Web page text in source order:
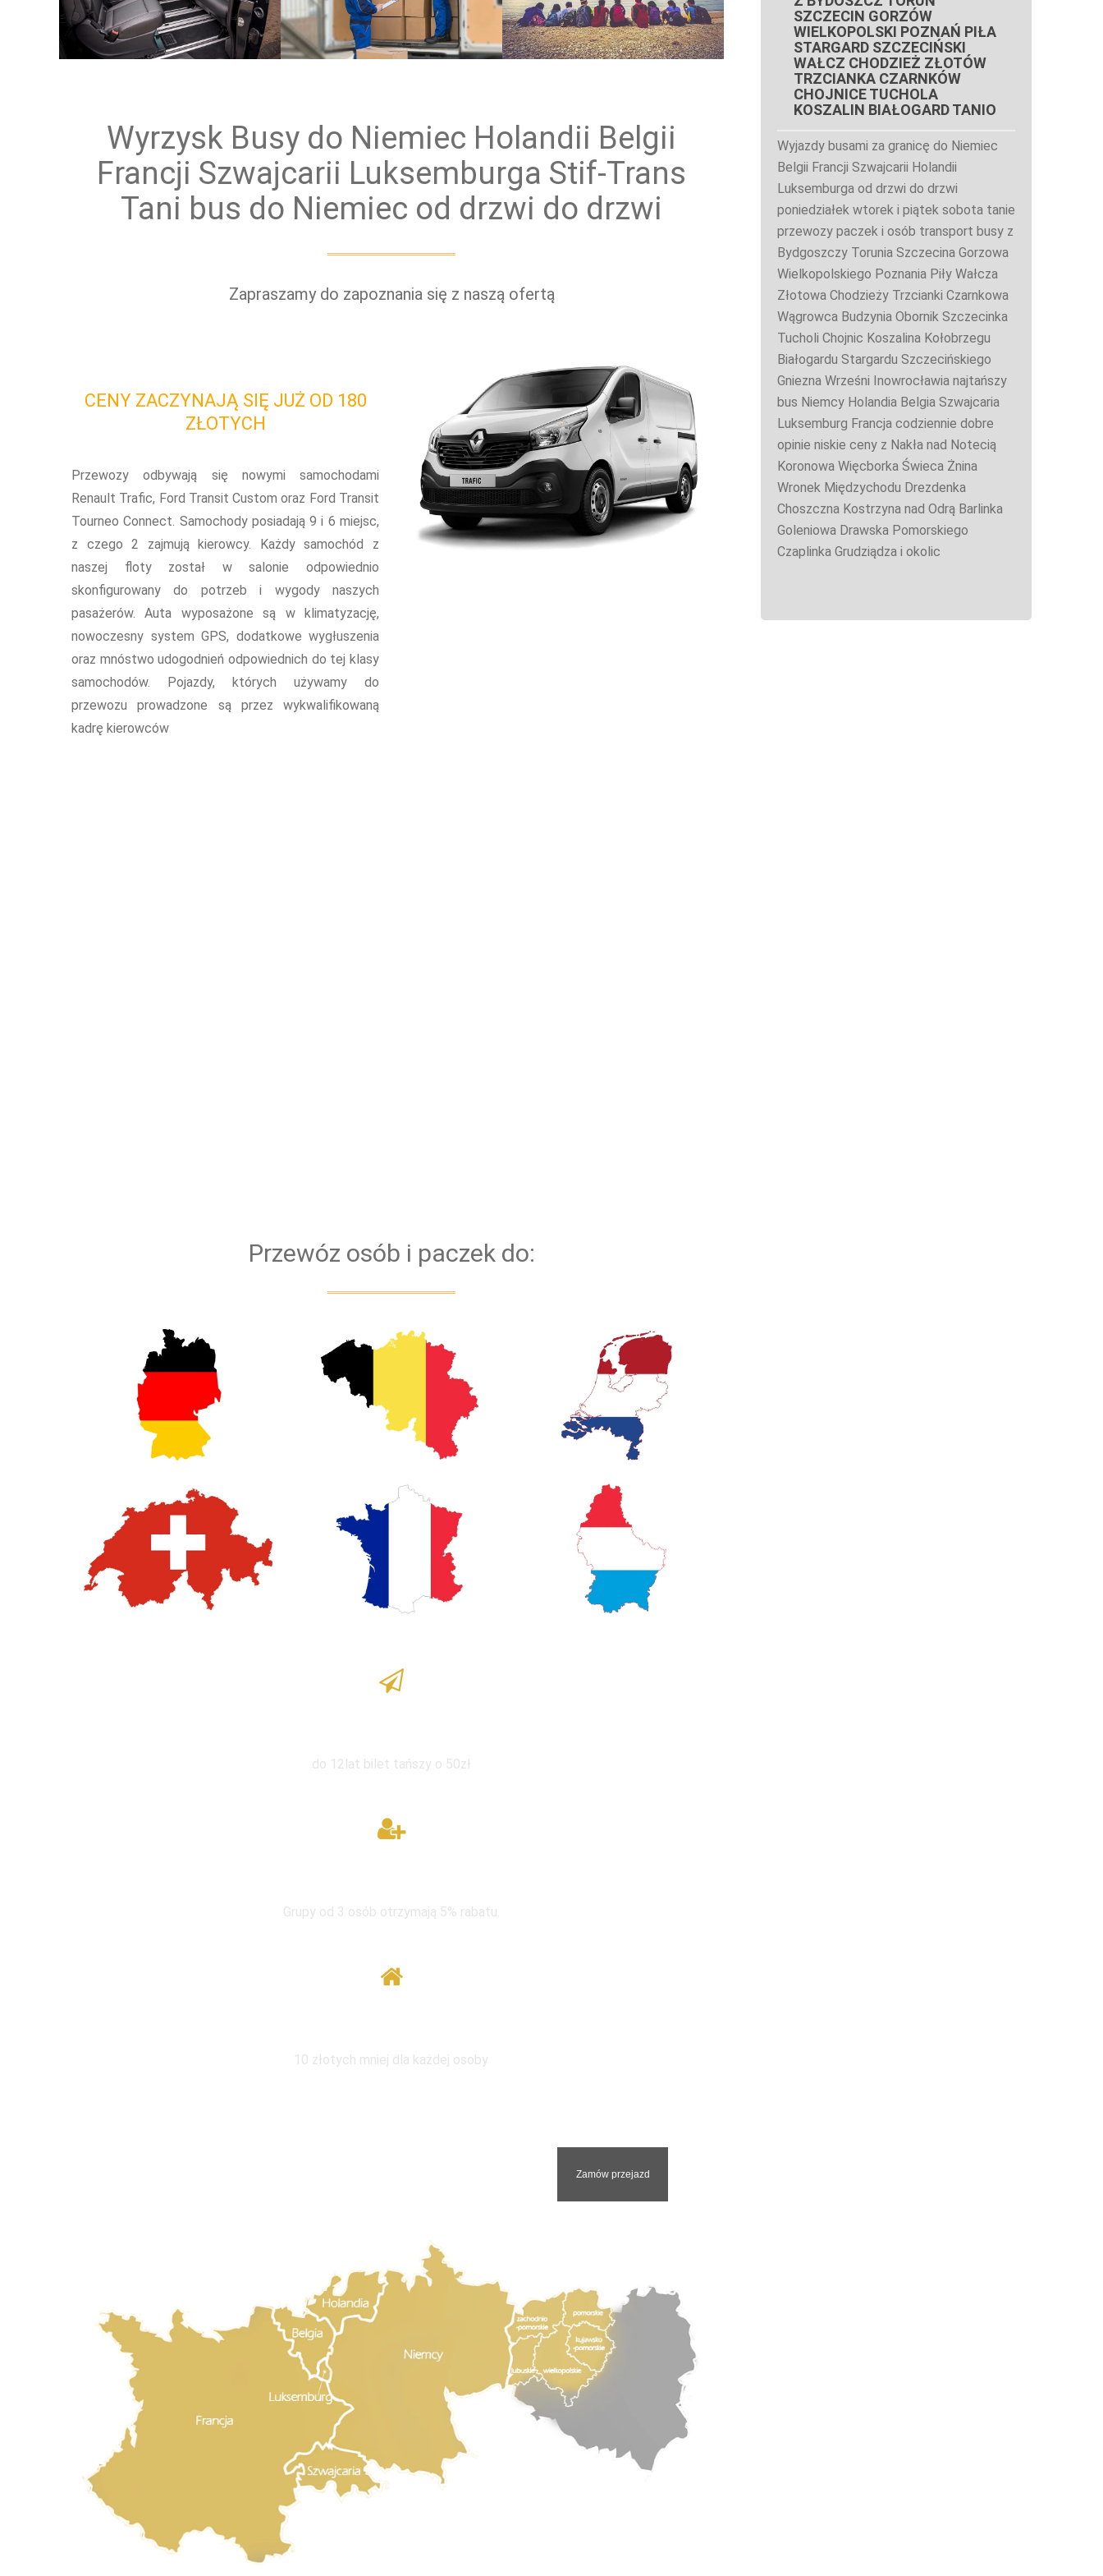
Przewóz osób Przewóz paczek Przewóz grup zorganizowanych
Wyrzysk Busy do Niemiec Holandii Belgii
Francji Szwajcarii Luksemburga Stif-Trans
Tani bus do Niemiec od drzwi do drzwi
Zapraszamy do zapoznania się z naszą ofertą
CENY ZACZYNAJĄ SIĘ JUŻ OD 180
ZŁOTYCH
Przewozy odbywają się nowymi samochodami
Renault Trafic, Ford Transit Custom oraz Ford Transit
Tourneo Connect. Samochody posiadają 9 i 6 miejsc,
z czego 2 zajmują kierowcy. Każdy samochód z
naszej floty został w salonie odpowiednio
skonfigurowany do potrzeb i wygody naszych
pasażerów. Auta wyposażone są w klimatyzację,
nowoczesny system GPS, dodatkowe wygłuszenia
oraz mnóstwo udogodnień odpowiednich do tej klasy
samochodów. Pojazdy, których używamy do
przewozu prowadzone są przez wykwalifikowaną
kadrę kierowców
Przewóz osób i paczek do:
do 12lat bilet tańszy o 50zł
Grupy od 3 osób otrzymają 5% rabatu.
10 złotych mniej dla każdej osoby
Zamów przejazd
SZCZECIN GORZÓW
WIELKOPOLSKI POZNAŃ PIŁA
STARGARD SZCZECIŃSKI
WAŁCZ CHODZIEŻ ZŁOTÓW
TRZCIANKA CZARNKÓW
CHOJNICE TUCHOLA
KOSZALIN BIAŁOGARD TANIO
Wyjazdy busami za granicę do Niemiec
Belgii Francji Szwajcarii Holandii
Luksemburga od drzwi do drzwi
poniedziałek wtorek i piątek sobota tanie
przewozy paczek i osób transport busy z
Bydgoszczy Torunia Szczecina Gorzowa
Wielkopolskiego Poznania Piły Wałcza
Złotowa Chodzieży Trzcianki Czarnkowa
Wągrowca Budzynia Obornik Szczecinka
Tucholi Chojnic Koszalina Kołobrzegu
Białogardu Stargardu Szczecińskiego
Gniezna Wrześni Inowrocławia najtańszy
bus Niemcy Holandia Belgia Szwajcaria
Luksemburg Francja codziennie dobre
opinie niskie ceny z Nakła nad Notecią
Koronowa Więcborka Świeca Żnina
Wronek Międzychodu Drezdenka
Choszczna Kostrzyna nad Odrą Barlinka
Goleniowa Drawska Pomorskiego
Czaplinka Grudziądza i okolic